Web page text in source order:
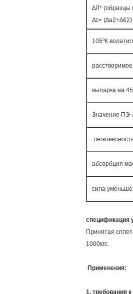
∆Л* (образцы
∆с=
105ºК
выпарка на
Значение
абсорбция
сила
спецификация
Принятая
1000кгс.
Применения:
1. требования